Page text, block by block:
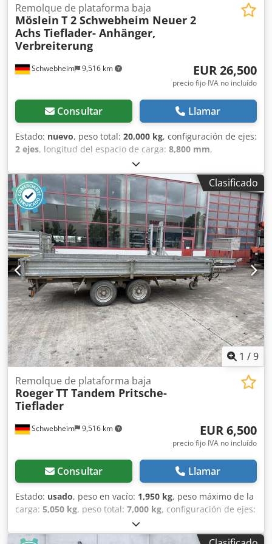
Csdpjzr Sawsfx Adrerf
Schwebheim 9,516 km
Remolque de plataforma baja
Möslein T 2 Schwebheim Neuer 2
Achs Tieflader- Anhänger,
Verbreiterung
EUR 26,500
precio fijo IVA no incluído
Consultar Llamar
Estado: nuevo, peso total: 20,000 kg, configuración de ejes:
2 ejes, longitud del espacio de carga: 8,800 mm,
, tamaño del neumático:
17,5, color:otro, tipo de engranaje:otro, tamaño del
neumático delantero:
235 / 75 R 17,5, tamaño del
neumático trasero:235 / 75 R 17,5, cabina del conductor:
otro, clase de emisión:ninguno, combustible:biodiésel,
Equipamiento:ABS, freno de aire comprimido, Longitud
total de la superficie de carga aprox.: 8.800 mm, cama baja
aprox.: 6.600 mm de largo, altura de carga cargada aprox.
890 mm, 24 argollas de amarre de 10 t cada una, 12
bolsillos para estacas en el marco exterior, rampas de
acceso (aprox. 3.100 x 750 mm), tira antideslizante en el
exterior de las rampas y pendiente trasera, rampas de
acceso ajustables lateralmente, piso de madera de 68 mm
de grosor, caja de almacenamiento con tapa para cadenas
de amarre o cinchas, marcado de contorno según
normativa, luz rotativa, vehículo galvanizado por inmersión
en caliente, -- Errores, erratas y modificaciones reservados,
imágenes de muestra --, Más datos en: !, Más detalles: !
Credjzr Sadspfx Adrsf
Clasificado
1 /9
Schwebheim 9,516 km
Remolque de plataforma baja
RoegerTT Tandem Pritsche-
Tieflader
EUR 6,500
precio fijo IVA no incluído
Consultar Llamar
Estado: usado, peso en vacío: 1,950 kg, peso máximo de la
carga: 5,050 kg, peso total: 7,000 kg, configuración de ejes:
05/2000
12/2026, amortiguación:acero, tamaño del neumático: